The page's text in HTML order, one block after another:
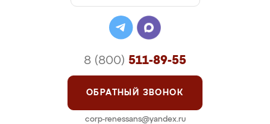
8 (800) 511-89-55
ОБРАТНЫЙ ЗВОНОК
corp-renessans@yandex.ru